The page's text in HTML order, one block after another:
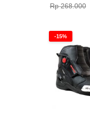
Rp268.000
-15%